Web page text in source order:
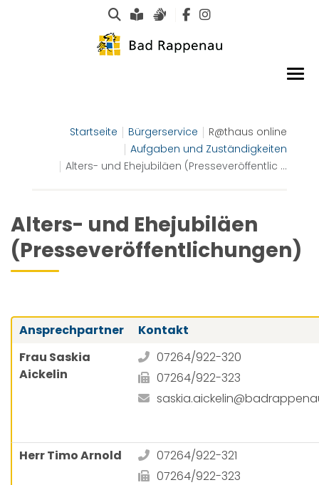
Suche
Leichte Sprache
Gebärdensprachen
Startseite Bürgerservice
R@thaus online
Aufgaben und Zuständigkeiten
Alters- und Ehejubiläen (Presseveröffentlic ...
Alters- und Ehejubiläen
(Presseveröffentlichungen)
Ansprechpartner
Kontakt
Frau Saskia
Aickelin
07264/922-320
07264/922-323
Herr Timo Arnold
07264/922-321
07264/922-323